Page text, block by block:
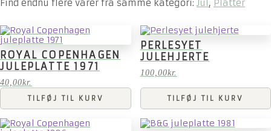
Find endnu flere varer fra samme kategori: Jul , Platter
ROYAL COPENHAGEN
JULEPLATTE 1971
40,00kr.
TILFØJ TIL KURV
PERLESYET
JULEHJERTE
100,00kr.
TILFØJ TIL KURV